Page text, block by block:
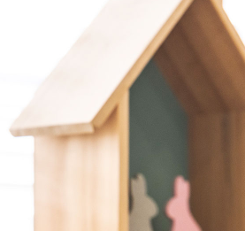
小児矯正
ホワイトニング
顎関節・噛み合わせ
セラミックによる治療の料金表
ホワイトニングの料金表
歯周病治療の料金表
入れ歯治療の料金表
予防治療の料金表
顎関節・噛み合わせ治療の料金表
インプラント治療
矯正治療